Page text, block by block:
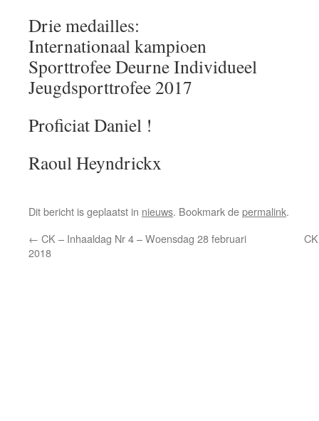
Drie medailles:
Internationaal kampioen
Sporttrofee Deurne Individueel
Jeugdsporttrofee 2017
Proficiat Daniel !
Raoul Heyndrickx
Dit bericht is geplaatst in nieuws. Bookmark depermalink.
← CK – Inhaaldag Nr 4 – Woensdag 28 februari
2018